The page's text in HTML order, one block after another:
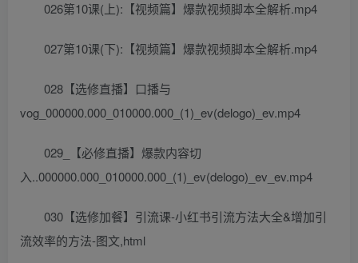
026第10课(上):【视频篇】爆款视频脚本全解析.mp4
027第10课(下):【视频篇】爆款视频脚本全解析.mp4
028【选修直播】口播与
vog_000000.000_010000.000_(1)_ev(delogo)_ev.mp4
029_【必修直播】爆款内容切
入..000000.000_010000.000_(1)_ev(delogo)_ev_ev.mp4
030【选修加餐】引流课-小红书引流方法大全&增加引
流效率的方法-图文,html